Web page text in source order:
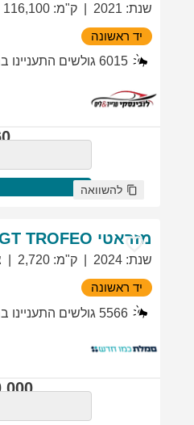
שנת:
2021 ק"מ:
116,100
יד ראשונה
6015 גולשים התעניינו
להשוואה
מזראטי TROFEO
שנת:
2024 ק"מ:
2,720
יד ראשונה
5566 גולשים התעניינו